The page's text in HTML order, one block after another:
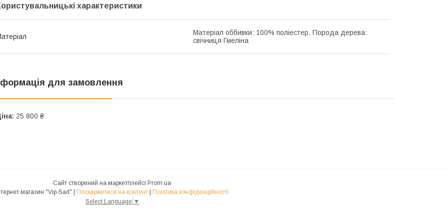
характеристики
Матеріал оббивки: 100% поліестер. Порода дерева:
свічниця Гмеліна
для замовлення
25 800 ₴
Сайт створений на маркетплейсі Prom.ua
Поскаржитися на контент
Політика конфіденційності
Select Language ▼